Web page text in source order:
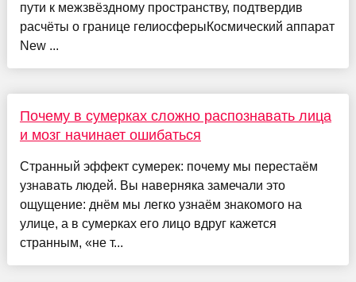
пути к межзвёздному пространству, подтвердив
расчёты о границе гелиосферыКосмический аппарат
New ...
Почему в сумерках сложно распознавать лица
и мозг начинает ошибаться
Странный эффект сумерек: почему мы перестаём
узнавать людей. Вы наверняка замечали это
ощущение: днём мы легко узнаём знакомого на
улице, а в сумерках его лицо вдруг кажется
странным, «не т...